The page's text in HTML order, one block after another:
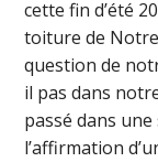
cette fin d’été
toiture de
question de
il pas dans
passé dans
l’affirmation